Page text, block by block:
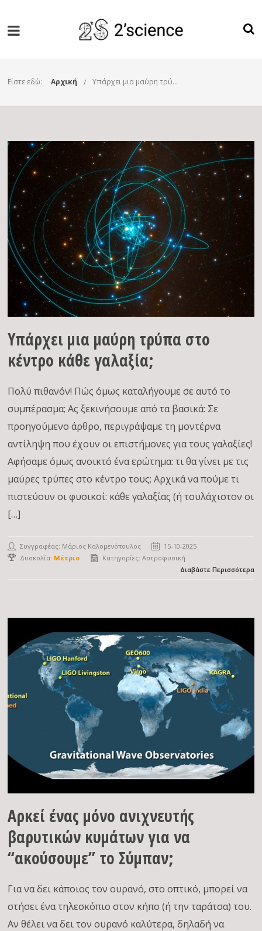
Είστε εδώ: Αρχική Υπάρχει μια μαύρη τρύπα στο κέντρο κάθε γαλαξία;
Υπάρχει μια μαύρη τρύπα στο
κέντρο κάθε γαλαξία;
Πολύ πιθανόν! Πώς όμως καταλήγουμε σε αυτό το
συμπέρασμα; Ας ξεκινήσουμε από τα βασικά: Σε
προηγούμενο άρθρο, περιγράψαμε τη μοντέρνα
αντίληψη που έχουν οι επιστήμονες για τους γαλαξίες!
Αφήσαμε όμως ανοικτό ένα ερώτημα: τι θα γίνει με τις
μαύρες τρύπες στο κέντρο τους; Αρχικά να πούμε τι
πιστεύουν οι φυσικοί: κάθε γαλαξίας (ή τουλάχιστον οι
[…]
Συγγραφέας: Μάριος Καλομενόπουλος
15-10-2025
Δυσκολία: Μέτριο Κατηγορίες:Αστροφυσική
Διαβάστε Περισσότερα
Αρκεί ένας μόνο ανιχνευτής
βαρυτικών κυμάτων για να
“ακούσουμε” το Σύμπαν;
Για να δει κάποιος τον ουρανό, στο οπτικό, μπορεί να
στήσει ένα τηλεσκόπιο στον κήπο (ή την ταράτσα) του.
Αν θέλει να δει τον ουρανό καλύτερα, δηλαδή να